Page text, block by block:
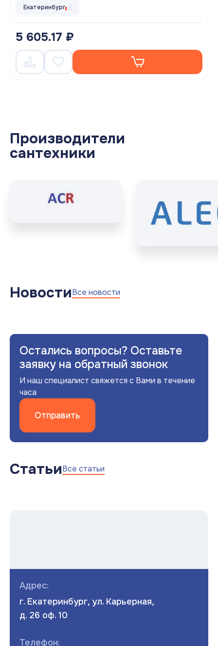
Екатеринбург
5 605.17 ₽
Производители
сантехники
НовостиВсе новости
Остались вопросы? Оставьте
заявку на обратный звонок
И наш специалист свяжется с Вами в течение
часа
Отправить
СтатьиВсе статьи
Адрес:
г. Екатеринбург, ул. Карьерная,
д. 26 оф. 10
Телефон: